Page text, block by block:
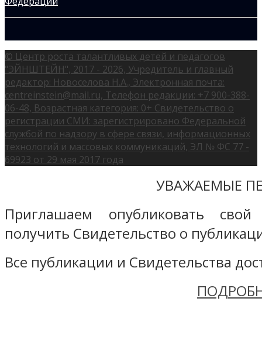
© Центр роста талантливых детей и педагогов
"ЭЙНШТЕЙН", 2017 - 2026, Учредитель и главный
редактор: Новоселова Н.А., Электронная почта:
centreinstein@mail.ru, Телефон редакции: +7 900-388-
06-48, Возрастная категория: 0+ Свидетельство о
регистрации СМИ: зарегистрировано Федеральной
службой по надзору в сфере связи, информационных
технологий и массовых коммуникаций, ЭЛ № ФС 77 -
69923 от 29 мая 2017 года
УВАЖАЕМЫЕ
Приглашаем опубликовать
получить Свидетельство о
Все публикации и Свидетельства